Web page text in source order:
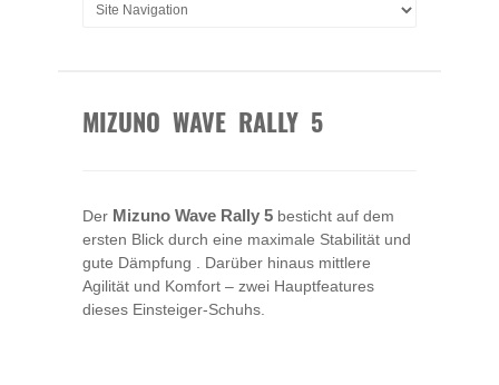
MIZUNO WAVE RALLY 5
Der Mizuno Wave Rally 5 besticht auf dem
ersten Blick durch eine maximale Stabilität und
gute Dämpfung . Darüber hinaus mittlere
Agilität und Komfort – zwei Hauptfeatures
dieses Einsteiger-Schuhs.